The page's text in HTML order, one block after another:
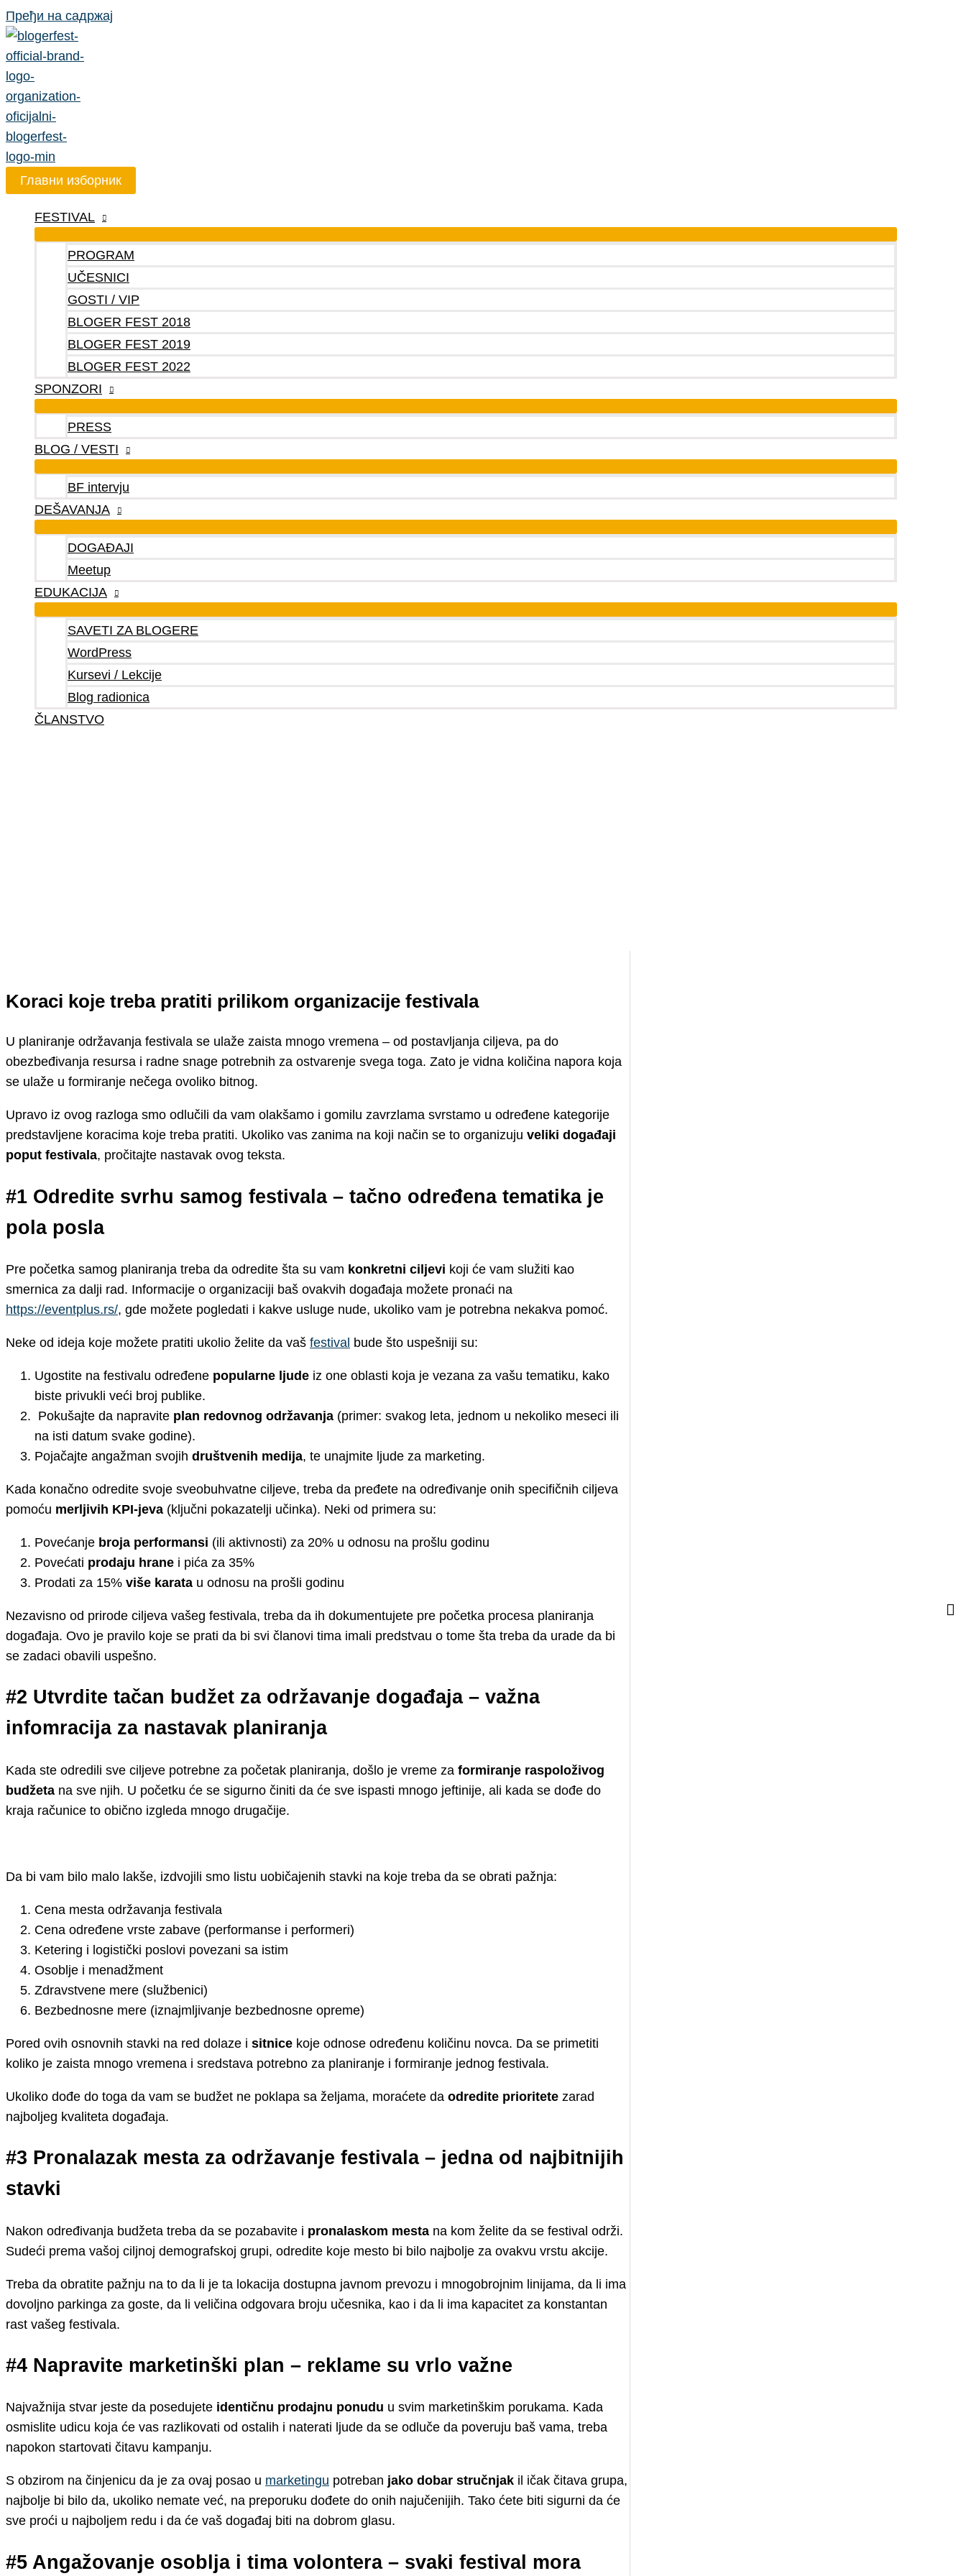
Пређи на садржај
Главни изборник
FESTIVAL
PROGRAM
UČESNICI
GOSTI / VIP
BLOGER FEST 2018
BLOGER FEST 2019
BLOGER FEST 2022
SPONZORI
PRESS
BLOG / VESTI
BF intervju
DEŠAVANJA
DOGAĐAJI
Meetup
EDUKACIJA
SAVETI ZA BLOGERE
WordPress
Kursevi / Lekcije
Blog radionica
ČLANSTVO
Koraci koje treba pratiti prilikom organizacije festivala
U planiranje održavanja festivala se ulaže zaista mnogo vremena – od postavljanja ciljeva, pa do
obezbeđivanja resursa i radne snage potrebnih za ostvarenje svega toga. Zato je vidna količina napora koja
se ulaže u formiranje nečega ovoliko bitnog.
Upravo iz ovog razloga smo odlučili da vam olakšamo i gomilu zavrzlama svrstamo u određene kategorije
predstavljene koracima koje treba pratiti. Ukoliko vas zanima na koji način se to organizuju veliki događaji
poput festivala, pročitajte nastavak ovog teksta.
#1 Odredite svrhu samog festivala – tačno određena tematika je
pola posla
Pre početka samog planiranja treba da odredite šta su vam konkretni ciljevi koji će vam služiti kao
smernica za dalji rad. Informacije o organizaciji baš ovakvih događaja možete pronaći na
https://eventplus.rs/, gde možete pogledati i kakve usluge nude, ukoliko vam je potrebna nekakva pomoć.
Neke od ideja koje možete pratiti ukolio želite da vaš festival bude što uspešniji su:
Ugostite na festivalu određene popularne ljude iz one oblasti koja je vezana za vašu tematiku, kako
biste privukli veći broj publike.
Pokušajte da napravite plan redovnog održavanja (primer: svakog leta, jednom u nekoliko meseci ili
na isti datum svake godine).
Pojačajte angažman svojih društvenih medija, te unajmite ljude za marketing.
Kada konačno odredite svoje sveobuhvatne ciljeve, treba da pređete na određivanje onih specifičnih ciljeva
pomoću merljivih KPI-jeva (ključni pokazatelji učinka). Neki od primera su:
Povećanje broja performansi (ili aktivnosti) za 20% u odnosu na prošlu godinu
Povećati prodaju hrane i pića za 35%
Prodati za 15% više karata u odnosu na prošli godinu
Nezavisno od prirode ciljeva vašeg festivala, treba da ih dokumentujete pre početka procesa planiranja
događaja. Ovo je pravilo koje se prati da bi svi članovi tima imali predstvau o tome šta treba da urade da bi
se zadaci obavili uspešno.
#2 Utvrdite tačan budžet za održavanje događaja – važna
infomracija za nastavak planiranja
Kada ste odredili sve ciljeve potrebne za početak planiranja, došlo je vreme za formiranje raspoloživog
budžeta na sve njih. U početku će se sigurno činiti da će sve ispasti mnogo jeftinije, ali kada se dođe do
kraja računice to obično izgleda mnogo drugačije.
Da bi vam bilo malo lakše, izdvojili smo listu uobičajenih stavki na koje treba da se obrati pažnja:
Cena mesta održavanja festivala
Cena određene vrste zabave (performanse i performeri)
Ketering i logistički poslovi povezani sa istim
Osoblje i menadžment
Zdravstvene mere (službenici)
Bezbednosne mere (iznajmljivanje bezbednosne opreme)
Pored ovih osnovnih stavki na red dolaze i sitnice koje odnose određenu količinu novca. Da se primetiti
koliko je zaista mnogo vremena i sredstava potrebno za planiranje i formiranje jednog festivala.
Ukoliko dođe do toga da vam se budžet ne poklapa sa željama, moraćete da odredite prioritete zarad
najboljeg kvaliteta događaja.
#3 Pronalazak mesta za održavanje festivala – jedna od najbitnijih
stavki
Nakon određivanja budžeta treba da se pozabavite i pronalaskom mesta na kom želite da se festival održi.
Sudeći prema vašoj ciljnoj demografskoj grupi, odredite koje mesto bi bilo najbolje za ovakvu vrstu akcije.
Treba da obratite pažnju na to da li je ta lokacija dostupna javnom prevozu i mnogobrojnim linijama, da li ima
dovoljno parkinga za goste, da li veličina odgovara broju učesnika, kao i da li ima kapacitet za konstantan
rast vašeg festivala.
#4 Napravite marketinški plan – reklame su vrlo važne
Najvažnija stvar jeste da posedujete identičnu prodajnu ponudu u svim marketinškim porukama. Kada
osmislite udicu koja će vas razlikovati od ostalih i naterati ljude da se odluče da poveruju baš vama, treba
napokon startovati čitavu kampanju.
S obzirom na činjenicu da je za ovaj posao u marketingu potreban jako dobar stručnjak il ičak čitava grupa,
najbolje bi bilo da, ukoliko nemate već, na preporuku dođete do onih najučenijih. Tako ćete biti sigurni da će
sve proći u najboljem redu i da će vaš događaj biti na dobrom glasu.
#5 Angažovanje osoblja i tima volontera – svaki festival mora